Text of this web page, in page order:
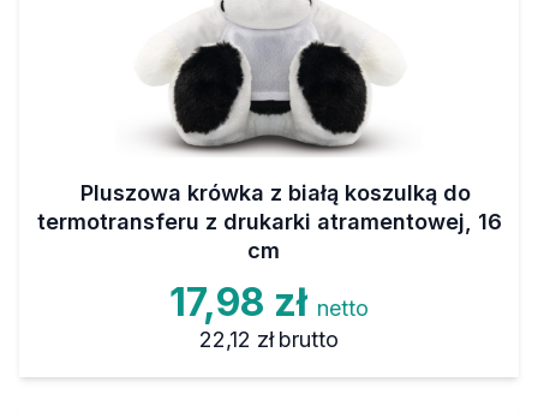
Pluszowa krówka z białą koszulką do
termotransferu z drukarki atramentowej, 16
cm
17,98 zł netto
22,12 zł brutto